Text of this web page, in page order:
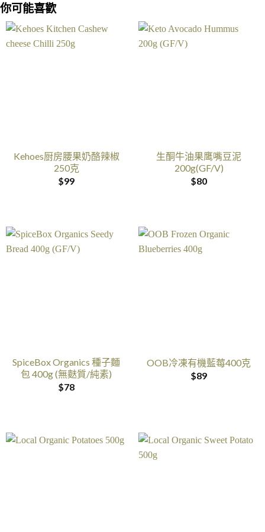
你可能喜歡
Kehoes厨房腰果奶酪辣椒
250克
$99
生酮牛油果鹰嘴豆泥
200g(GF/V)
$80
SpiceBox Organics 種子麵
包 400g (無麩質/純素)
$78
OOB冷凍有機藍莓400克
$89